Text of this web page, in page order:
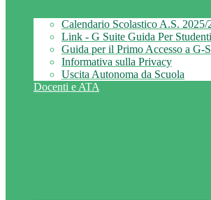
Calendario Scolastico A.S. 2025/
Link - G Suite Guida Per
Guida per il Primo Accesso a G-
Informativa sulla Privacy
Uscita Autonoma da Scuola
Docenti e ATA